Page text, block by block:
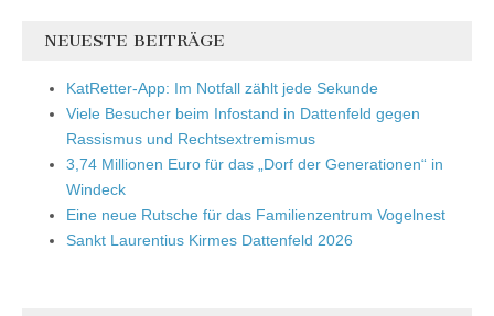
NEUESTE BEITRÄGE
KatRetter-App: Im Notfall zählt jede Sekunde
Viele Besucher beim Infostand in Dattenfeld gegen
Rassismus und Rechtsextremismus
3,74 Millionen Euro für das „Dorf der Generationen“ in
Windeck
Eine neue Rutsche für das Familienzentrum Vogelnest
Sankt Laurentius Kirmes Dattenfeld 2026